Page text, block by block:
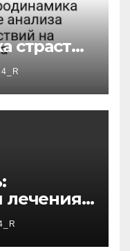
страсти:
на
лечения